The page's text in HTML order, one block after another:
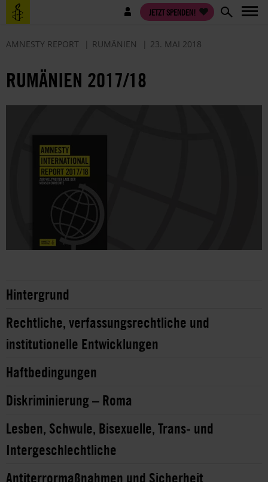
Direkt
zum
Benutzermenü JETZT SPENDEN!
AMNESTY REPORT RUMÄNIEN 23. MAI 2018
RUMÄNIEN 2017/18
Hintergrund
Rechtliche, verfassungsrechtliche und
institutionelle Entwicklungen
Haftbedingungen
Diskriminierung – Roma
Lesben, Schwule, Bisexuelle, Trans- und
Intergeschlechtliche
Antiterrormaßnahmen und Sicherheit